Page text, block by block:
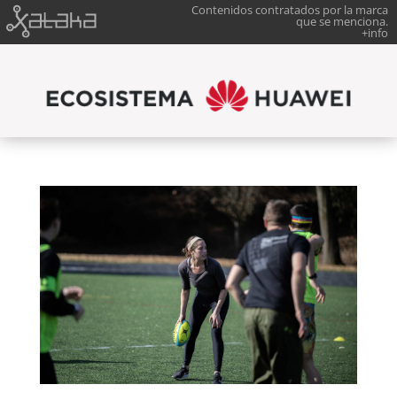
Contenidos contratados por la marca
que se menciona.
+info